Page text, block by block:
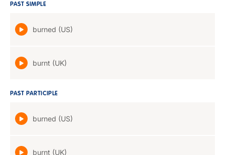
PAST SIMPLE
burned (US)
burnt (UK)
PAST PARTICIPLE
burned (US)
burnt (UK)